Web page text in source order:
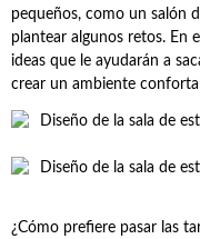
pequeños, como un salón
plantear algunos retos. En
ideas que le ayudarán a
crear un ambiente
¿Cómo prefiere pasar las